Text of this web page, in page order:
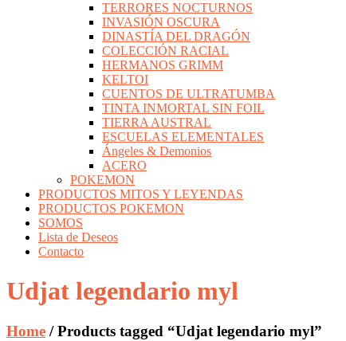
TERRORES NOCTURNOS
INVASIÓN OSCURA
DINASTÍA DEL DRAGÓN
COLECCIÓN RACIAL
HERMANOS GRIMM
KELTOI
CUENTOS DE ULTRATUMBA
TINTA INMORTAL SIN FOIL
TIERRA AUSTRAL
ESCUELAS ELEMENTALES
Ángeles & Demonios
ACERO
POKEMON
PRODUCTOS MITOS Y LEYENDAS
PRODUCTOS POKEMON
SOMOS
Lista de Deseos
Contacto
Udjat legendario myl
Home / Products tagged “Udjat legendario myl”